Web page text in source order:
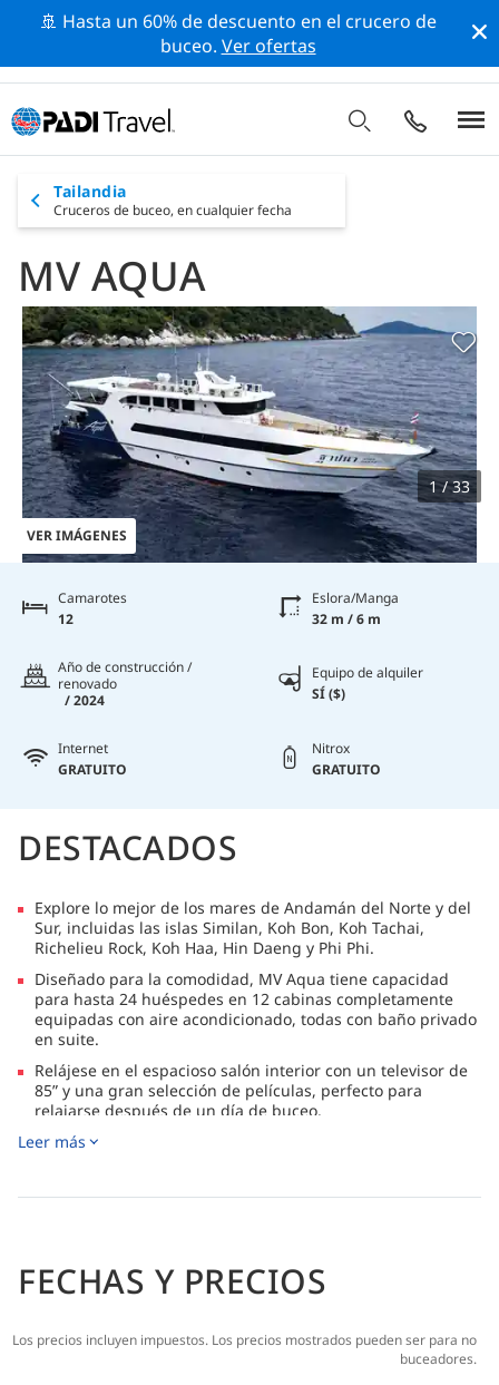
🚢 Hasta un 60% de descuento en el crucero de
buceo. Ver ofertas
Tailandia
Cruceros de buceo, en cualquier fecha
MV AQUA
VER IMÁGENES
1 / 33
Camarotes
12
Eslora/Manga
32 m / 6 m
Año de construcción /
renovado
/ 2024
Equipo de alquiler
SÍ ($)
Internet
GRATUITO
Nitrox
GRATUITO
DESTACADOS
Explore lo mejor de los mares de Andamán del Norte y del
Sur, incluidas las islas Similan, Koh Bon, Koh Tachai,
Richelieu Rock, Koh Haa, Hin Daeng y Phi Phi.
Diseñado para la comodidad, MV Aqua tiene capacidad
para hasta 24 huéspedes en 12 cabinas completamente
equipadas con aire acondicionado, todas con baño privado
en suite.
Relájese en el espacioso salón interior con un televisor de
85” y una gran selección de películas, perfecto para
relajarse después de un día de buceo.
Disfrute de generosas áreas al aire libre que incluyen un
vistas al mar.
Leer más
FECHAS Y PRECIOS
Los precios incluyen impuestos. Los precios mostrados pueden ser para no
buceadores.